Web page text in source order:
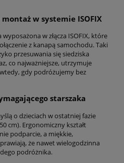
w systemie ISOFIX
w złącza ISOFIX, które
z kanapą samochodu. Taki
przesuwania się siedziska
co najważniejsze, utrzymuje
gdy podróżujemy bez
starszaka
o dzieciach w ostatniej fazie
cm). Ergonomiczny kształt
podparcie, a miękkie,
że nawet wielogodzinna
podróżnika.